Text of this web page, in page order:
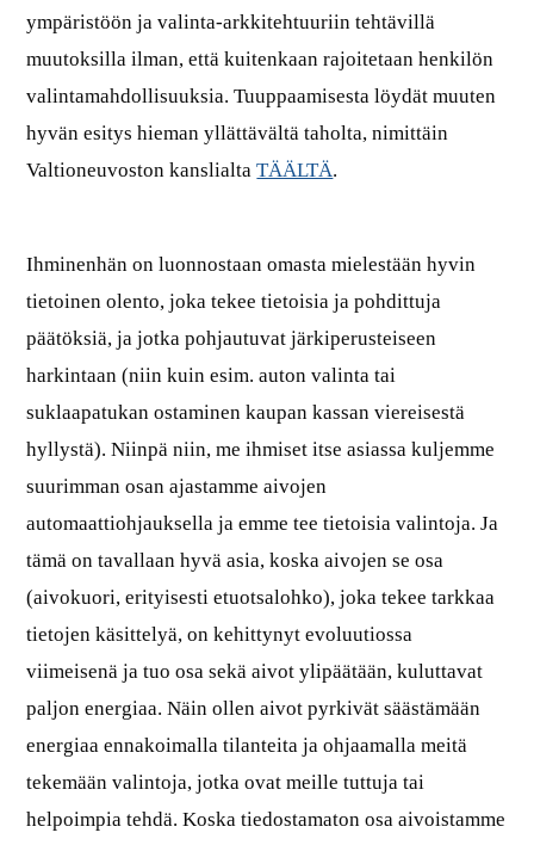
ympäristöön ja valinta-arkkitehtuuriin tehtävillä
muutoksilla ilman, että kuitenkaan rajoitetaan henkilön
valintamahdollisuuksia. Tuuppaamisesta löydät muuten
hyvän esitys hieman yllättävältä taholta, nimittäin
Valtioneuvoston kanslialtaTÄÄLTÄ.
Ihminenhän on luonnostaan omasta mielestään hyvin
tietoinen olento, joka tekee tietoisia ja pohdittuja
päätöksiä, ja jotka pohjautuvat järkiperusteiseen
harkintaan (niin kuin esim. auton valinta tai
suklaapatukan ostaminen kaupan kassan viereisestä
hyllystä). Niinpä niin, me ihmiset itse asiassa kuljemme
suurimman osan ajastamme aivojen
automaattiohjauksella ja emme tee tietoisia valintoja. Ja
tämä on tavallaan hyvä asia, koska aivojen se osa
(aivokuori, erityisesti etuotsalohko), joka tekee tarkkaa
tietojen käsittelyä, on kehittynyt evoluutiossa
viimeisenä ja tuo osa sekä aivot ylipäätään, kuluttavat
paljon energiaa. Näin ollen aivot pyrkivät säästämään
energiaa ennakoimalla tilanteita ja ohjaamalla meitä
tekemään valintoja, jotka ovat meille tuttuja tai
helpoimpia tehdä. Koska tiedostamaton osa aivoistamme